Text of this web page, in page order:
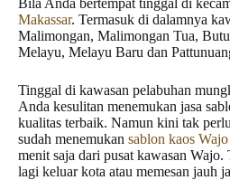
Makassar. Termasuk di dalamnya
Malimongan, Malimongan Tua,
Melayu, Melayu Baru dan
Tinggal di kawasan pelabuhan
Anda kesulitan menemukan jasa
kualitas terbaik. Namun kini tak
sudah menemukan sablon kaos Wajo
menit saja dari pusat kawasan Wajo.
lagi keluar kota atau memesan jauh